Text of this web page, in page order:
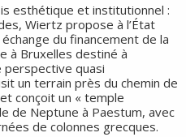
esthétique et institutionnel :
Wiertz propose à l’État
du financement de la
à Bruxelles destiné à
perspective quasi
un terrain près du chemin de
conçoit un « temple
de Neptune à Paestum, avec
de colonnes grecques.